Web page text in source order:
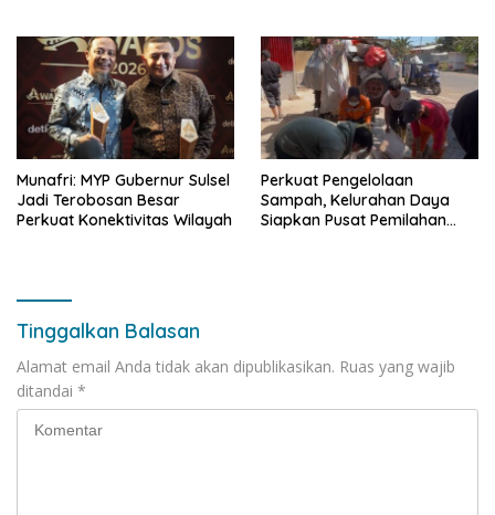
Multidimensi
Munafri: MYP Gubernur Sulsel
Jadi Terobosan Besar
Perkuat Konektivitas Wilayah
Perkuat Pengelolaan
Sampah, Kelurahan Daya
Siapkan Pusat Pemilahan
Tinggalkan Balasan
Alamat email Anda tidak akan dipublikasikan. Ruas yang wajib
ditandai *